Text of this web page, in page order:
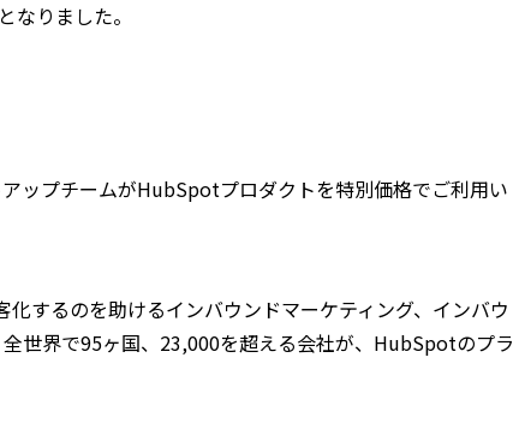
りました。
ップチームがHubSpotプロダクトを特別価格でご利用い
するのを助けるインバウンドマーケティング、インバウ
世界で95ヶ国、23,000を超える会社が、HubSpotのプラ